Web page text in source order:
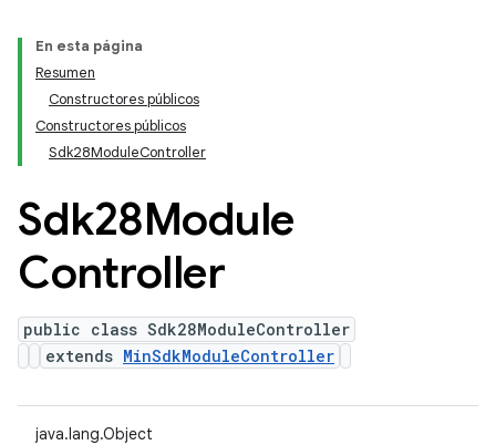
En esta página
Resumen
Constructores públicos
Constructores públicos
Sdk28ModuleController
Sdk28Module
Controller
public class Sdk28ModuleController
extends MinSdkModuleController
java.lang.Object